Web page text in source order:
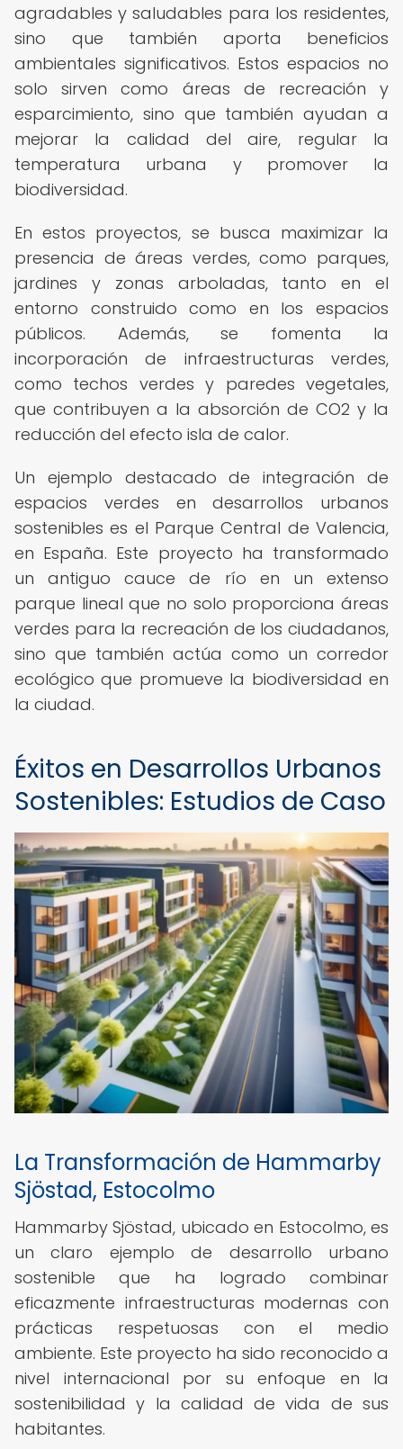
agradables y saludables para los residentes,
sino que también aporta beneficios
ambientales significativos. Estos espacios no
solo sirven como áreas de recreación y
esparcimiento, sino que también ayudan a
mejorar la calidad del aire, regular la
temperatura urbana y promover la
biodiversidad.
En estos proyectos, se busca maximizar la
presencia de áreas verdes, como parques,
jardines y zonas arboladas, tanto en el
entorno construido como en los espacios
públicos. Además, se fomenta la
incorporación de infraestructuras verdes,
como techos verdes y paredes vegetales,
que contribuyen a la absorción de CO2 y la
reducción del efecto isla de calor.
Un ejemplo destacado de integración de
espacios verdes en desarrollos urbanos
sostenibles es el Parque Central de Valencia,
en España. Este proyecto ha transformado
un antiguo cauce de río en un extenso
parque lineal que no solo proporciona áreas
verdes para la recreación de los ciudadanos,
sino que también actúa como un corredor
ecológico que promueve la biodiversidad en
la ciudad.
Éxitos en Desarrollos Urbanos
Sostenibles: Estudios de Caso
La Transformación de Hammarby
Sjöstad, Estocolmo
Hammarby Sjöstad, ubicado en Estocolmo, es
un claro ejemplo de desarrollo urbano
sostenible que ha logrado combinar
eficazmente infraestructuras modernas con
prácticas respetuosas con el medio
ambiente. Este proyecto ha sido reconocido a
nivel internacional por su enfoque en la
sostenibilidad y la calidad de vida de sus
habitantes.